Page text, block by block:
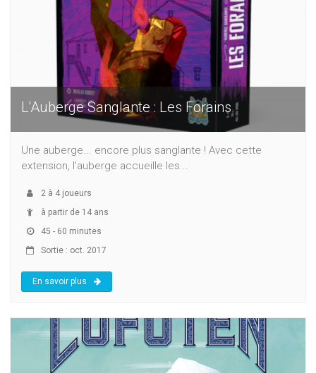
L'Auberge Sanglante : Les Forains
Une auberge... encore plus sanglante ! Avec cette
extension, l’auberge accueille les...
2 à 4 joueurs
à partir de 14 ans
45 - 60 minutes
Sortie : oct. 2017
En savoir plus